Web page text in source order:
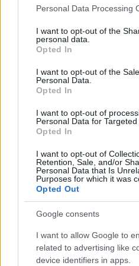
Please note that this website/
not limited to your visit or
grant or deny consent to
use your data for below
consent section.
Personal Data Processing
I want to opt-out of the
personal data.
Opted In
I want to opt-out of the
Personal Data.
Opted In
I want to opt-out of
Personal Data for Targeted
Opted In
I want to opt-out of
Retention, Sale, and/or
Personal Data that Is
Purposes for which it was
Opted Out
Google consents
I want to allow Google to
related to advertising like
device identifiers in apps.
หลังจากค้นคว้าข้อมูลแล้ว ผมพบ
แวดล้อมการพัฒนาหรือทดสอบที่
ข้อมูลโดยตรงบนเซิร์ฟเวอร์ SQL
SELECT VALUE FROM
WHERE PARM =
หากค่า VALUE เป็น 0 แสดงว่าโ
งานในขณะนี้
ถ้าค่า VALUE เป็น 1 แสดงว่าโห
หากต้องการเปิดใช้งานโหมดบำ
SET VALUE = '1'
WHERE PARM =